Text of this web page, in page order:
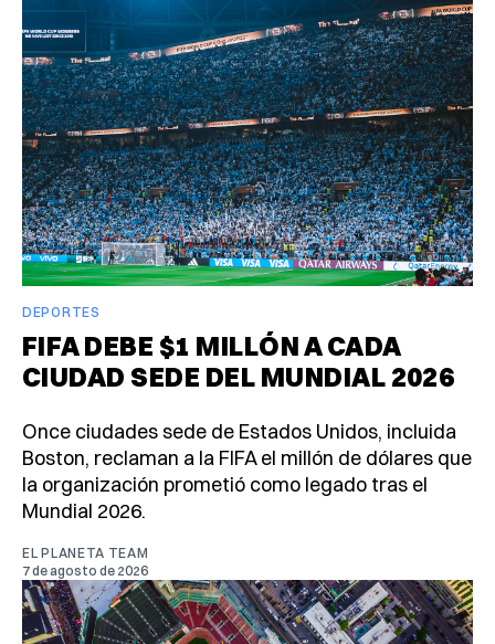
DEPORTES
FIFA DEBE $1 MILLÓN A CADA
CIUDAD SEDE DEL MUNDIAL 2026
Once ciudades sede de Estados Unidos, incluida
Boston, reclaman a la FIFA el millón de dólares que
la organización prometió como legado tras el
Mundial 2026.
EL PLANETA TEAM
7 de agosto de 2026